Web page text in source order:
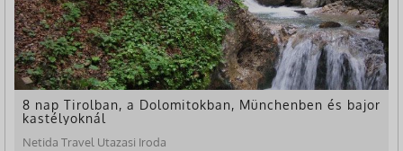
8 nap Tirolban, a Dolomitokban, Münchenben és bajor
kastélyoknál
Netida Travel Utazasi Iroda